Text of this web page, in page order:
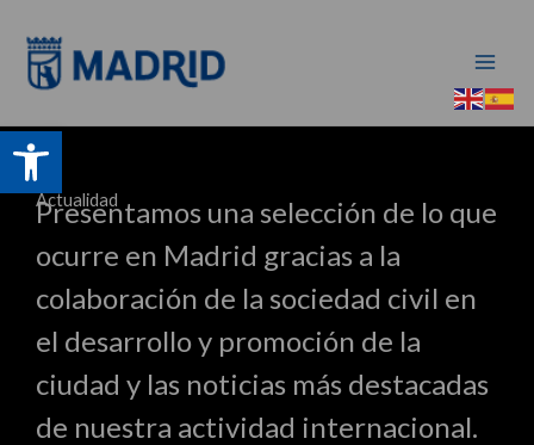
Abrir barra de herramientas
contenido
Actualidad
Presentamos una selección de lo que
ocurre en Madrid gracias a la
colaboración de la sociedad civil en
el desarrollo y promoción de la
ciudad y las noticias más destacadas
de nuestra actividad internacional.